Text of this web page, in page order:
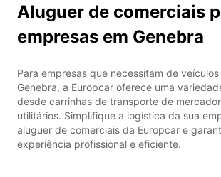
Aluguer de comerciais
empresas em Genebra
Para empresas que necessitam de
Genebra, a Europcar oferece uma
desde carrinhas de transporte de
utilitários. Simplifique a logística da sua
aluguer de comerciais da Europcar e
experiência profissional e eficiente.